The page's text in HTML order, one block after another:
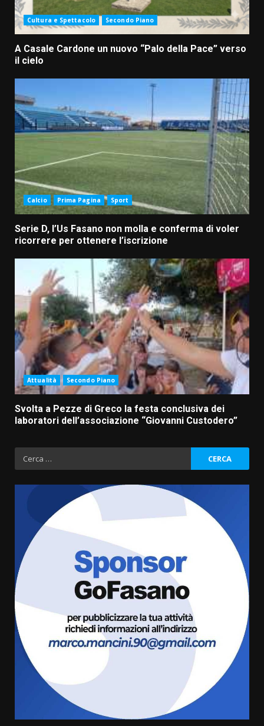
Cultura e Spettacolo Secondo Piano
A Casale Cardone un nuovo “Palo della Pace” verso
il cielo
Calcio Prima Pagina Sport
Serie D, l’Us Fasano non molla e conferma di voler
ricorrere per ottenere l’iscrizione
Attualità Secondo Piano
Svolta a Pezze di Greco la festa conclusiva dei
laboratori dell’associazione “Giovanni Custodero”
Ricerca
per:
La Banda Città di Fasano apre
ufficialmente la Festa di
8 Agosto 2026 11:00
Savelletri in festa, domani sera
grande spettacolo con Uccio De
Santis
Politiche Giovanili e Mobilità